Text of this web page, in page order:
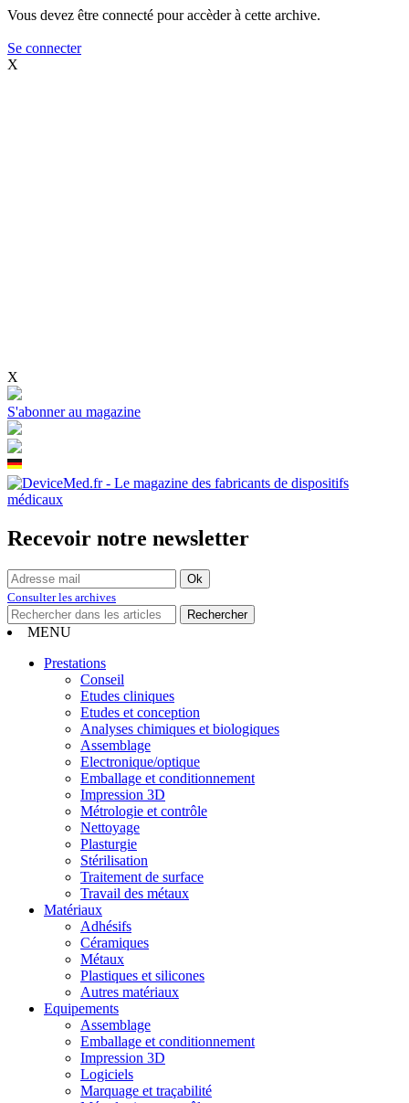
Vous devez être connecté pour accèder à cette archive.
Se connecter
X
X
S'abonner au magazine
Recevoir notre newsletter
Consulter les archives
MENU
Prestations
Conseil
Etudes cliniques
Etudes et conception
Analyses chimiques et biologiques
Assemblage
Electronique/optique
Emballage et conditionnement
Impression 3D
Métrologie et contrôle
Nettoyage
Plasturgie
Stérilisation
Traitement de surface
Travail des métaux
Matériaux
Adhésifs
Céramiques
Métaux
Plastiques et silicones
Autres matériaux
Equipements
Assemblage
Emballage et conditionnement
Impression 3D
Logiciels
Marquage et traçabilité